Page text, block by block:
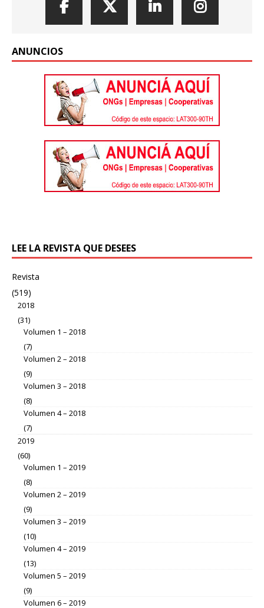
ANUNCIOS
LEE LA REVISTA QUE DESEES
Revista
(519)
2018
(31)
Volumen 1 – 2018
(7)
Volumen 2 – 2018
(9)
Volumen 3 – 2018
(8)
Volumen 4 – 2018
(7)
2019
(60)
Volumen 1 – 2019
(8)
Volumen 2 – 2019
(9)
Volumen 3 – 2019
(10)
Volumen 4 – 2019
(13)
Volumen 5 – 2019
(9)
Volumen 6 – 2019